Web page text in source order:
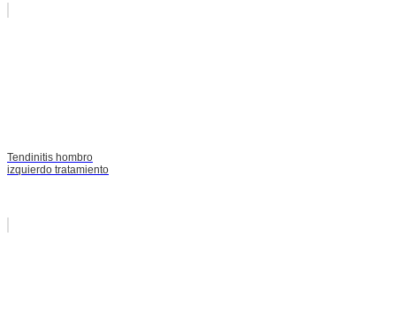
Tendinitis hombro
izquierdo tratamiento